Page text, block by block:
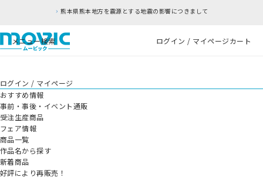
熊本県熊本地方を震源とする地震の影響につきまして
メニュー検索 ログイン / マイページカート
ログイン / マイページ
おすすめ情報
事前・事後・イベント通販
受注生産商品
フェア情報
商品一覧
作品名から探す
新着商品
好評により再販売！